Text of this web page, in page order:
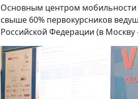
Основным центром мобильности
свыше 60% первокурсников
Российской Федерации (в